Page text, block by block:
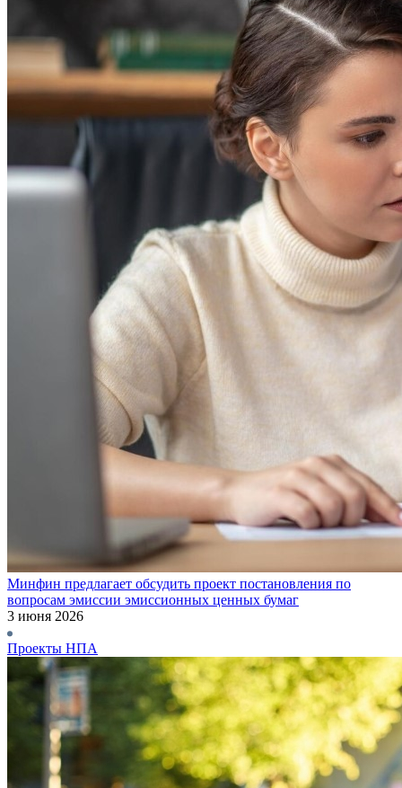
Минфин предлагает обсудить проект постановления по
вопросам эмиссии эмиссионных ценных бумаг
3 июня 2026
Проекты НПА